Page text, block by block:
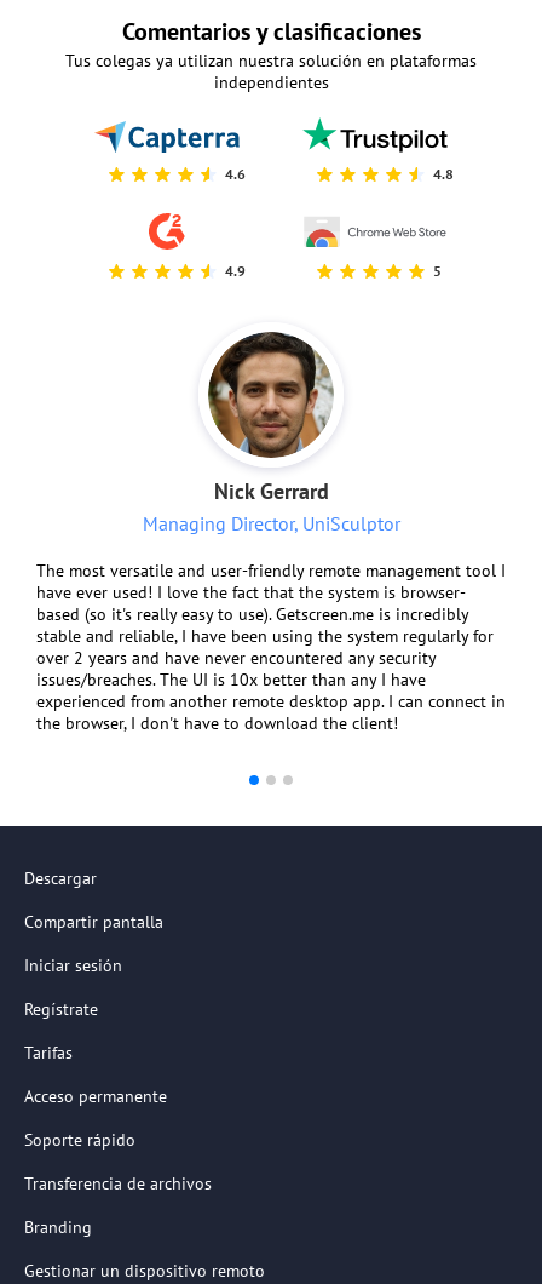
Comentarios y clasificaciones
Tus colegas ya utilizan nuestra solución en plataformas
independientes
4.6 4.8
4.9 5
Nick Gerrard
Managing Director, UniSculptor
The most versatile and user-friendly remote management tool I
have ever used! I love the fact that the system is browser-
based (so it's really easy to use). Getscreen.me is incredibly
stable and reliable, I have been using the system regularly for
over 2 years and have never encountered any security
issues/breaches. The UI is 10x better than any I have
experienced from another remote desktop app. I can connect in
the browser, I don't have to download the client!
Descargar
Compartir pantalla
Iniciar sesión
Regístrate
Tarifas
Acceso permanente
Soporte rápido
Transferencia de archivos
Branding
Gestionar un dispositivo remoto